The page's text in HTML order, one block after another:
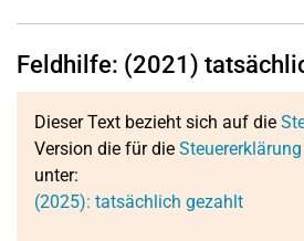
Feldhilfe: (2021)
Dieser Text bezieht sich auf die
Version die für die
unter:
(2025): tatsächlich gezahlt